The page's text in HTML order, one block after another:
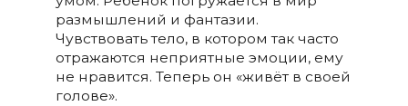
размышлений и фантазии.
Чувствовать тело, в котором так часто
отражаются неприятные эмоции, ему
не нравится. Теперь он «живёт в своей
голове».